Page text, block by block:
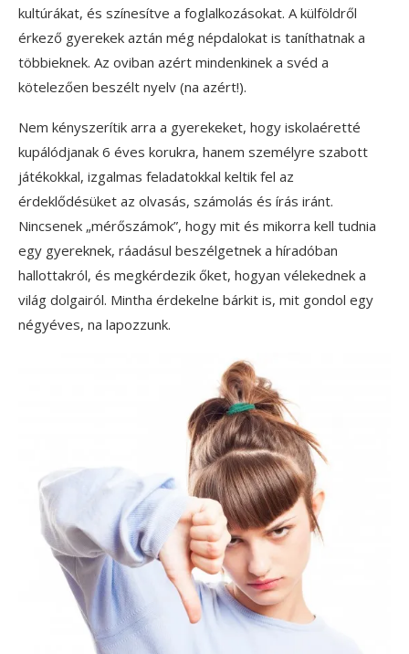
kultúrákat, és színesítve a foglalkozásokat. A külföldről
érkező gyerekek aztán még népdalokat is taníthatnak a
többieknek. Az oviban azért mindenkinek a svéd a
kötelezően beszélt nyelv (na azért!).
Nem kényszerítik arra a gyerekeket, hogy iskolaéretté
kupálódjanak 6 éves korukra, hanem személyre szabott
játékokkal, izgalmas feladatokkal keltik fel az
érdeklődésüket az olvasás, számolás és írás iránt.
Nincsenek „mérőszámok”, hogy mit és mikorra kell tudnia
egy gyereknek, ráadásul beszélgetnek a híradóban
hallottakról, és megkérdezik őket, hogyan vélekednek a
világ dolgairól. Mintha érdekelne bárkit is, mit gondol egy
négyéves, na lapozzunk.